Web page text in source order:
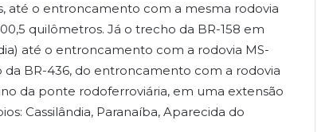
até o entroncamento com a mesma rodovia
quilômetros. Já o trecho da BR-158 em
até o entroncamento com a rodovia MS-
da BR-436, do entroncamento com a rodovia
da ponte rodoferroviária, em uma extensão
Cassilândia, Paranaíba, Aparecida do